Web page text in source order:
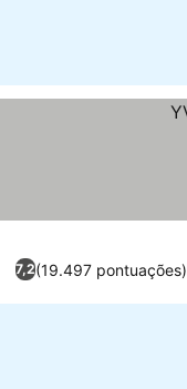
7,2(19.497 pontuações)